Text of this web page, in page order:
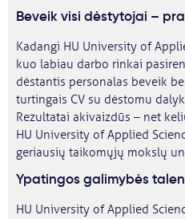
Beveik visi dėstytojai –
Kadangi HU University of
kuo labiau darbo rinkai
dėstantis personalas beveik
turtingais CV su dėstomu
Rezultatai akivaizdūs – net
HU University of Applied
geriausių taikomųjų mokslų
Ypatingos galimybės
HU University of Applied